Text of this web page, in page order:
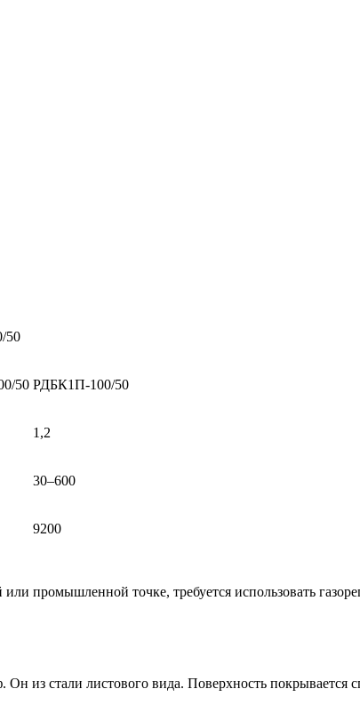
50
50 РДБК1П-100/50
1,2
30–600
9200
промышленной точке, требуется использовать
из стали листового вида. Поверхность покрывается